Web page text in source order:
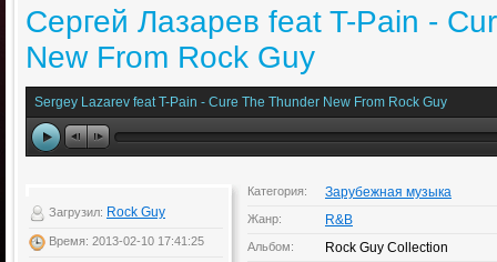
Сергей Лазарев feat T-Pain -
New From Rock Guy
Sergey Lazarev feat T-Pain - Cure The Thunder New From Rock Guy
Загрузил: Rock Guy
Время: 2013-02-10 17:41:25
Категория: Зарубежная музыка
Жанр: R&B
Альбом: Rock Guy Collection